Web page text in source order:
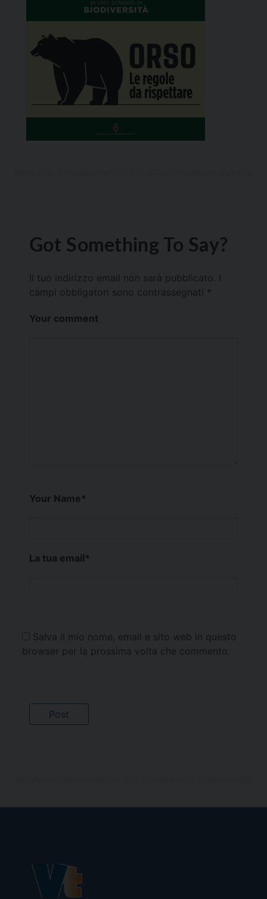
Got Something To Say?
Il tuo indirizzo email non sarà pubblicato.
campi obbligatori sono contrassegnati *
Your comment
Your Name*
La tua email*
Salva il mio nome, email e sito web in questo
browser per la prossima volta che commento.